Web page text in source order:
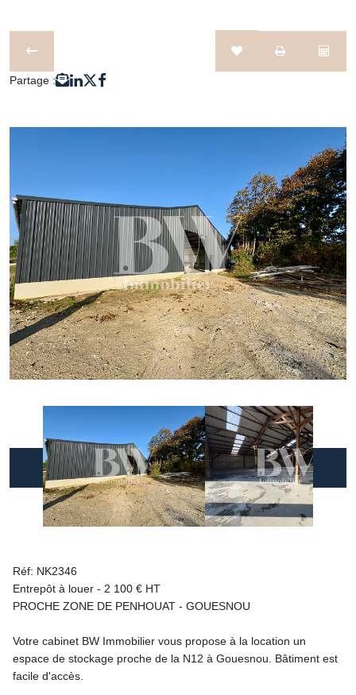
Partage :
Réf: NK2346
Entrepôt à louer - 2 100 € HT
PROCHE ZONE DE PENHOUAT - GOUESNOU
Votre cabinet BW Immobilier vous propose à la location un
espace de stockage proche de la N12 à Gouesnou. Bâtiment est
facile d'accès.